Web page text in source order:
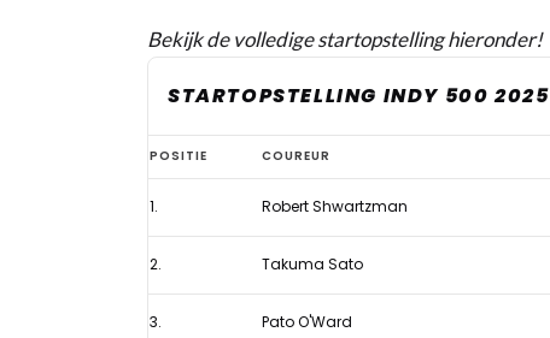
Bekijk de volledige startopstelling hieronder!
STARTOPSTELLING INDY 500 2025
Aangepaste
startopstelling
Indy
500
na
POSITIE COUREUR
1. Robert Shwartzman
2. Takuma Sato
3. Pato O'Ward